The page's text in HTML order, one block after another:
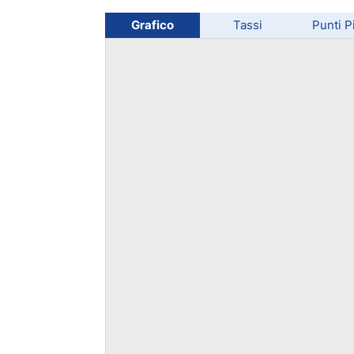
Grafico Tassi Punti